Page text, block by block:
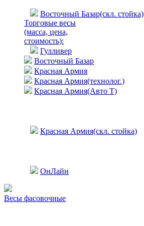
Восточный Базар(скл. стойка)
Торговые весы
(масса, цена,
стоимость):
Гулливер
Восточный Базар
Красная Армия
Красная Армия(технолог.)
Красная Армия(Авто Т)
Красная Армия(скл. стойка)
ОнЛайн
Весы фасовочные